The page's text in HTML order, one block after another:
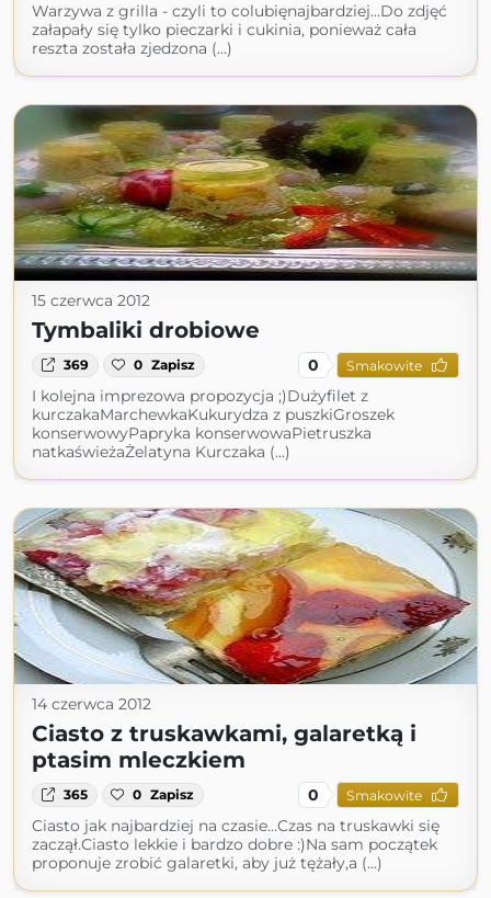
Warzywa z grilla - czyli to colubięnajbardziej...Do zdjęć
załapały się tylko pieczarki i cukinia, ponieważ cała
reszta została zjedzona (...)
15 czerwca 2012
Tymbaliki drobiowe
369 0 Zapisz 0 Smakowite
I kolejna imprezowa propozycja ;)Dużyfilet z
kurczakaMarchewkaKukurydza z puszkiGroszek
konserwowyPapryka konserwowaPietruszka
natkaświeżaŻelatyna Kurczaka (...)
14 czerwca 2012
Ciasto z truskawkami, galaretką i
ptasim mleczkiem
365 0 Zapisz 0 Smakowite
Ciasto jak najbardziej na czasie...Czas na truskawki się
zaczął.Ciasto lekkie i bardzo dobre :)Na sam początek
proponuje zrobić galaretki, aby już tężały,a (...)